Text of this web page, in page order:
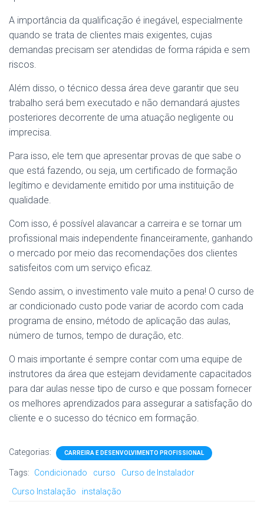
A importância da qualificação é inegável, especialmente
quando se trata de clientes mais exigentes, cujas
demandas precisam ser atendidas de forma rápida e sem
riscos.
Além disso, o técnico dessa área deve garantir que seu
trabalho será bem executado e não demandará ajustes
posteriores decorrente de uma atuação negligente ou
imprecisa.
Para isso, ele tem que apresentar provas de que sabe o
que está fazendo, ou seja, um certificado de formação
legítimo e devidamente emitido por uma instituição de
qualidade.
Com isso, é possível alavancar a carreira e se tornar um
profissional mais independente financeiramente, ganhando
o mercado por meio das recomendações dos clientes
satisfeitos com um serviço eficaz.
Sendo assim, o investimento vale muito a pena! O curso de
ar condicionado custo pode variar de acordo com cada
programa de ensino, método de aplicação das aulas,
número de turnos, tempo de duração, etc.
O mais importante é sempre contar com uma equipe de
instrutores da área que estejam devidamente capacitados
para dar aulas nesse tipo de curso e que possam fornecer
os melhores aprendizados para assegurar a satisfação do
cliente e o sucesso do técnico em formação.
Categorias: CARREIRA E DESENVOLVIMENTO PROFISSIONAL
Tags: Condicionado curso
Curso de Instalador
Curso Instalação
instalação